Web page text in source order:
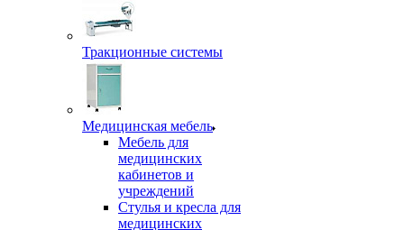
Тракционные системы
Медицинская мебель
Мебель для
медицинских
кабинетов и
учреждений
Стулья и кресла для
медицинских